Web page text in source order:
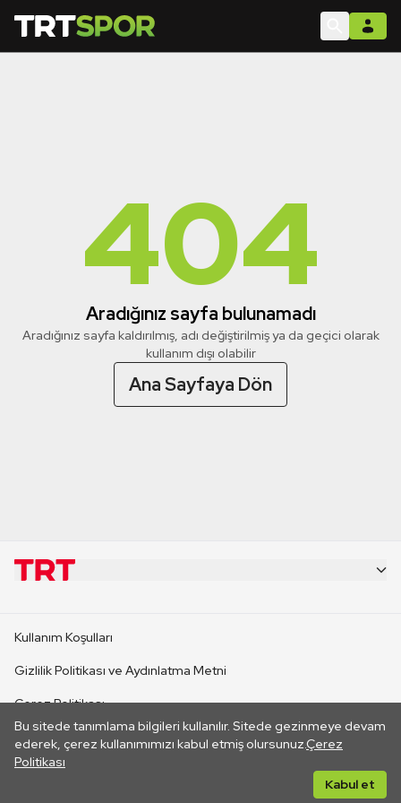
404
Aradığınız sayfa bulunamadı
Aradığınız sayfa kaldırılmış, adı değiştirilmiş ya da geçici olarak
kullanım dışı olabilir
Ana Sayfaya Dön
Bu sitede tanımlama bilgileri kullanılır. Sitede gezinmeye devam
ederek, çerez kullanımımızı kabul etmiş olursunuz.Çerez
Politikası
Kabul et
CANLI YAYINLAR
Kullanım Koşulları
Gizlilik Politikası ve Aydınlatma Metni
Çerez Politikası
İletişim
Her hakkı saklıdır. ©2026 TRT. Bağlantı yoluyla gidilen dış